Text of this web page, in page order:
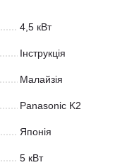
4,5 кВт
Інструкція
Малайзія
Panasonic K2
Японія
5 кВт